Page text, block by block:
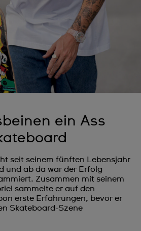
ein Ass
seit seinem fünften Lebensjahr
und ab da war der Erfolg
Zusammen mit seinem
sammelte er auf den
erste Erfahrungen, bevor er
Skateboard-Szene